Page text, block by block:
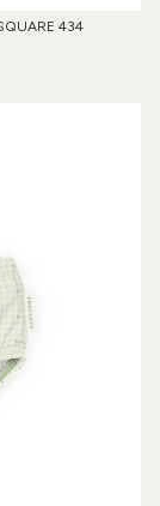
434